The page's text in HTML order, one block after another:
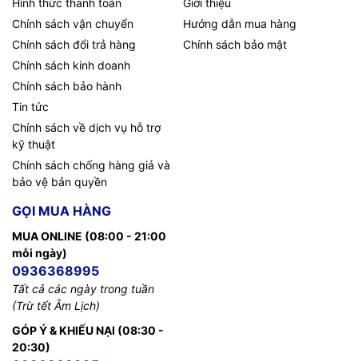
Chính sách vận chuyển
Chính sách đổi trả hàng
Chính sách kinh doanh
Chính sách bảo hành
Tin tức
Chính sách về dịch vụ hỗ trợ
kỹ thuật
Chính sách chống hàng giả và
bảo vệ bản quyền
Hướng dẫn mua hàng
Chính sách bảo mật
GỌI MUA HÀNG
MUA ONLINE (08:00 - 21:00
mỗi ngày)
0936368995
Tất cả các ngày trong tuần
(Trừ tết Âm Lịch)
GÓP Ý & KHIẾU NẠI (08:30 -
20:30)